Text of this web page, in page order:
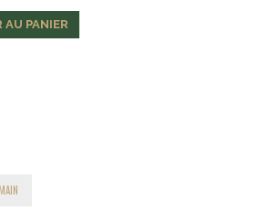
PANIER